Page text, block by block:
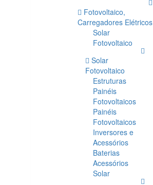
Fotovoltaico,
Carregadores Elétricos
Solar
Fotovoltaico
Solar
Fotovoltaico
Estruturas
Painéis
Fotovoltaicos
Painéis
Fotovoltaicos
Inversores e
Acessórios
Baterias
Acessórios
Solar